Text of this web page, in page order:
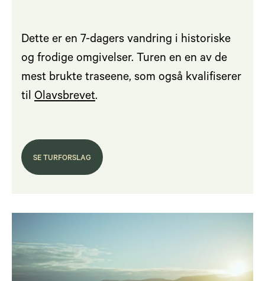
Dette er en 7-dagers vandring i historiske
og frodige omgivelser. Turen en en av de
mest brukte traseene, som også kvalifiserer
til Olavsbrevet.
SE TURFORSLAG